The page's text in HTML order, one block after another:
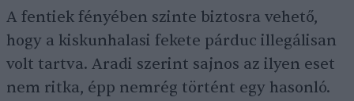
A fentiek fényében szinte biztosra vehető,
hogy a kiskunhalasi fekete párduc illegálisan
volt tartva. Aradi szerint sajnos az ilyen eset
nem ritka, épp nemrég történt egy hasonló.